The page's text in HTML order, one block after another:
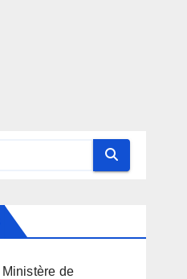
Ministère de